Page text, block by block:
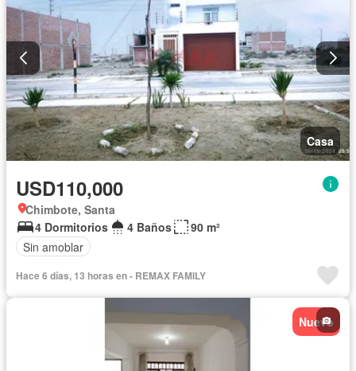
Casa
USD110,000
Chimbote, Santa
4 Dormitorios
4 Baños
90 m²
Sin amoblar
Hace 6 días, 13 horas en - REMAX FAMILY
Nuevo